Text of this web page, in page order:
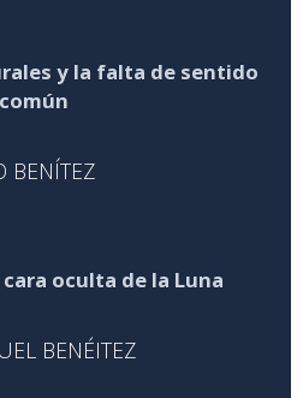
y la falta de sentido
común
BENÍTEZ
oculta de la Luna
BENÉITEZ